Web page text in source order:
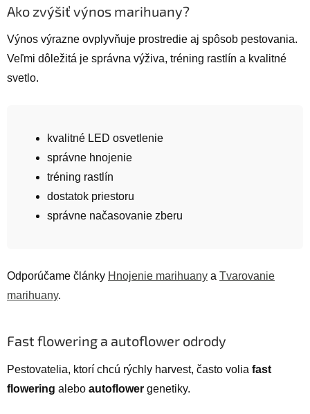
Ako zvýšiť výnos marihuany?
Výnos výrazne ovplyvňuje prostredie aj spôsob pestovania.
Veľmi dôležitá je správna výživa, tréning rastlín a kvalitné
svetlo.
kvalitné LED osvetlenie
správne hnojenie
tréning rastlín
dostatok priestoru
správne načasovanie zberu
Odporúčame články Hnojenie marihuany a Tvarovanie
marihuany.
Fast flowering a autoflower odrody
Pestovatelia, ktorí chcú rýchly harvest, často volia fast
flowering alebo autoflower genetiky.